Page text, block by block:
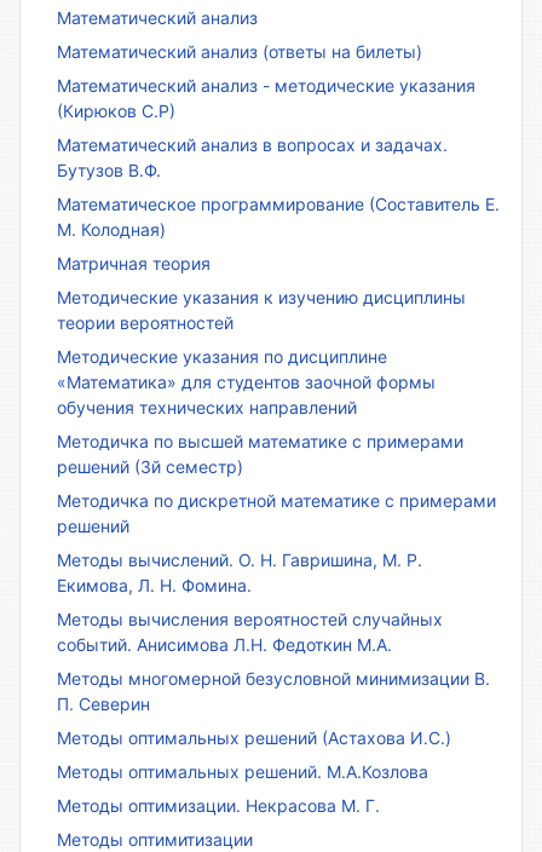
Математический анализ
Математический анализ (ответы на билеты)
Математический анализ - методические указания
(Кирюков С.Р)
Математический анализ в вопросах и задачах.
Бутузов В.Ф.
Математическое программирование (Составитель Е.
М. Колодная)
Матричная теория
Методические указания к изучению дисциплины
теории вероятностей
Методические указания по дисциплине
«Математика» для студентов заочной формы
обучения технических направлений
Методичка по высшей математике с примерами
решений (3й семестр)
Методичка по дискретной математике с примерами
решений
Методы вычислений. О. Н. Гавришина, М. Р.
Екимова, Л. Н. Фомина.
Методы вычисления вероятностей случайных
событий. Анисимова Л.Н. Федоткин М.А.
Методы многомерной безусловной минимизации В.
П. Северин
Методы оптимальных решений (Астахова И.С.)
Методы оптимальных решений. М.А.Козлова
Методы оптимизации. Некрасова М. Г.
Методы оптимитизации